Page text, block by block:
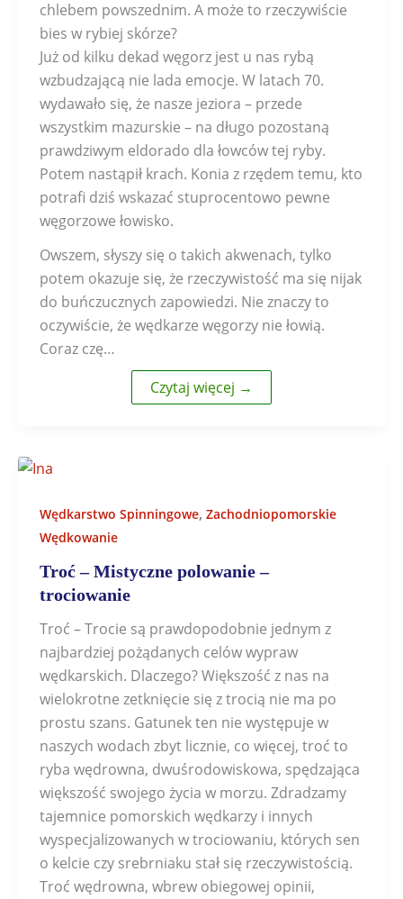
chlebem powszednim. A może to rzeczywiście
bies w rybiej skórze?
Już od kilku dekad węgorz jest u nas rybą
wzbudzającą nie lada emocje. W latach 70.
wydawało się, że nasze jeziora – przede
wszystkim mazurskie – na długo pozostaną
prawdziwym eldorado dla łowców tej ryby.
Potem nastąpił krach. Konia z rzędem temu, kto
potrafi dziś wskazać stuprocentowo pewne
węgorzowe łowisko.
Owszem, słyszy się o takich akwenach, tylko
potem okazuje się, że rzeczywistość ma się nijak
do buńczucznych zapowiedzi. Nie znaczy to
oczywiście, że wędkarze węgorzy nie łowią.
Coraz czę…
Czytaj więcej →
Wędkarstwo Spinningowe, Zachodniopomorskie
Wędkowanie
Troć – Mistyczne polowanie –
trociowanie
Troć – Trocie są prawdopodobnie jednym z
najbardziej pożądanych celów wypraw
wędkarskich. Dlaczego? Większość z nas na
wielokrotne zetknięcie się z trocią nie ma po
prostu szans. Gatunek ten nie występuje w
naszych wodach zbyt licznie, co więcej, troć to
ryba wędrowna, dwuśrodowiskowa, spędzająca
większość swojego życia w morzu. Zdradzamy
tajemnice pomorskich wędkarzy i innych
wyspecjalizowanych w trociowaniu, których sen
o kelcie czy srebrniaku stał się rzeczywistością.
Troć wędrowna, wbrew obiegowej opinii,